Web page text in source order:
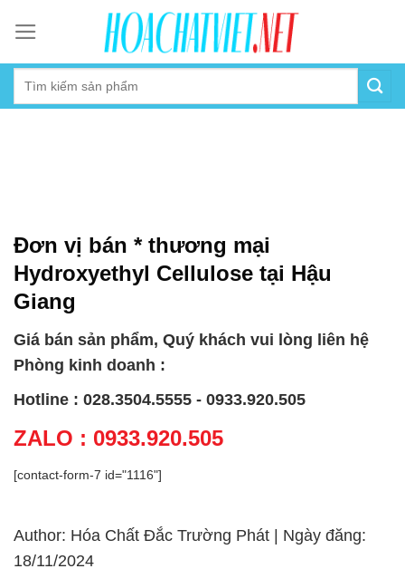
content
Đơn vị bán * thương mại
Hydroxyethyl Cellulose tại Hậu
Giang
Giá bán sản phẩm, Quý khách vui lòng liên hệ
Phòng kinh doanh :
Hotline : 028.3504.5555 - 0933.920.505
ZALO : 0933.920.505
[contact-form-7 id="1116"]
Author: Hóa Chất Đắc Trường Phát | Ngày đăng:
18/11/2024